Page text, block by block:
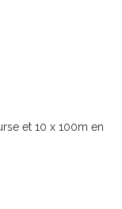
et 10 x 100m en